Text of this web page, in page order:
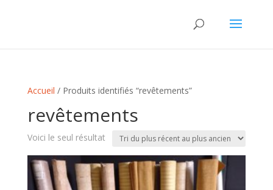
Accueil / Produits identifiés “revêtements”
revêtements
Voici le seul résultat